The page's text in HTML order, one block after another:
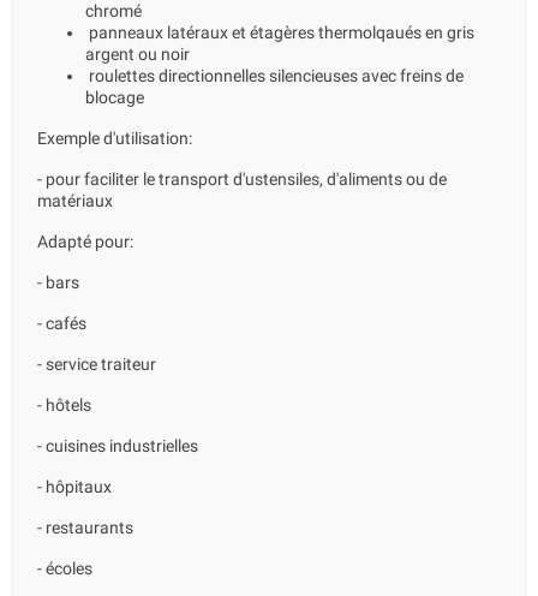
chromé
panneaux latéraux et étagères thermolqaués en gris
argent ou noir
roulettes directionnelles silencieuses avec freins de
blocage
Exemple d'utilisation:
- pour faciliter le transport d'ustensiles, d'aliments ou de
matériaux
Adapté pour:
- bars
- cafés
- service traiteur
- hôtels
- cuisines industrielles
- hôpitaux
- restaurants
- écoles